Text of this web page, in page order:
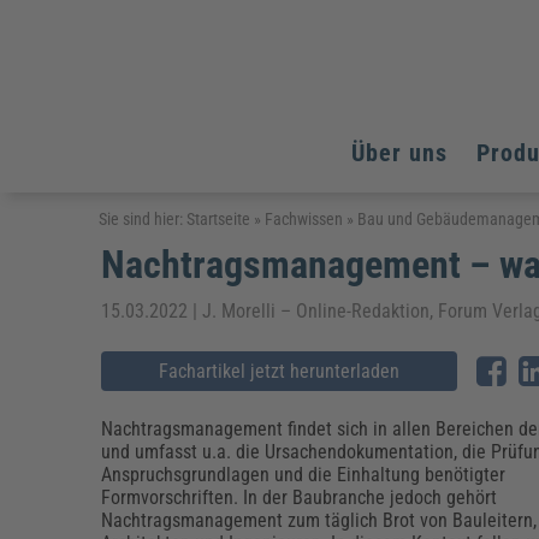
Über uns
Arbeitsschutz
Fachpublikationen & Arbeitshilfen
Arbeitssicherheit & Gesundheitsschutz
Brandschutz
Weiterbildungen (AKADEMIE HERKERT)
Assistenz & Office-Management
Baurecht & Architektenrecht
Energieoptimiertes & klimaneutrales Bauen
Fachpublikationen & Arbeitshilfen
Kinderschutz, Jugendhilfe & Inklusion
Datenschutz & IT-Recht
Datenschutz & IT-Sicherheit
Elektrosicherheit
Elektrosicherheit & Elektrotechnik
Energie und Umwelt
Fachpublikationen & Arbeitshilfen
Weiterbildungen (AKADEMIE HERKERT)
Arbeitsschutz
Bildung und Erziehung
Energie und Umwelt
Kommunales
Reisekosten und Finanzen
Arbeitsschutz
Bildung und Erziehung
Energie und Umwelt
Kommunales
Reisekosten und Finanzen
Sie sind hier: Startseite » Fachwissen » Bau und
Nachtragsmanagement –
15.03.2022 | J. Morelli – Online-Redaktion, Forum
Fachartikel jetzt herunterladen
Nachtragsmanagement findet sich in allen Bereichen
und umfasst u.a. die Ursachendokumentation, die
Anspruchsgrundlagen und die Einhaltung benötigter
Formvorschriften. In der Baubranche jedoch gehört
Nachtragsmanagement zum täglich Brot von Bauleitern,